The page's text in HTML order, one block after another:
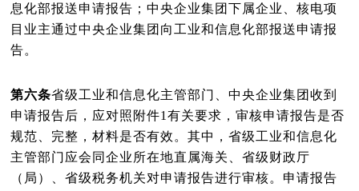
息化部报送申请报告；中央企业集团下属企业、核电项
目业主通过中央企业集团向工业和信息化部报送申请报
告。
第六条省级工业和信息化主管部门、中央企业集团收到
申请报告后，应对照附件1有关要求，审核申请报告是否
规范、完整，材料是否有效。其中，省级工业和信息化
主管部门应会同企业所在地直属海关、省级财政厅
（局）、省级税务机关对申请报告进行审核。申请报告